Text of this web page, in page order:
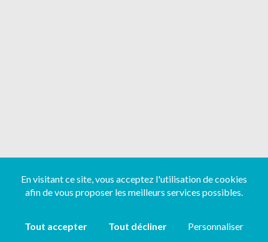
Copyright ©2026
En visitant ce site, vous acceptez l'utilisation de cookies
afin de vous proposer les meilleurs services possibles.
Tout accepter Tout décliner Personnaliser